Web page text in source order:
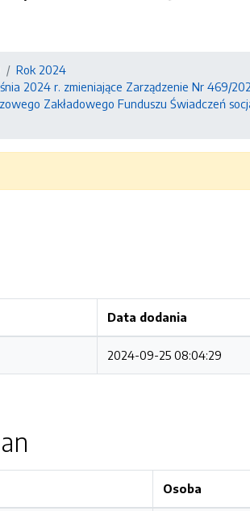
Rok 2024
2024 r. zmieniające Zarządzenie Nr 469/
Zakładowego Funduszu Świadczeń
Data dodania
2024-09-25 08:04:29
Osoba